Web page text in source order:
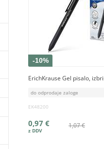
-10%
ErichKrause Gel pisalo,
do odprodaje zaloge
EK48200
1,07 €
0,97 €